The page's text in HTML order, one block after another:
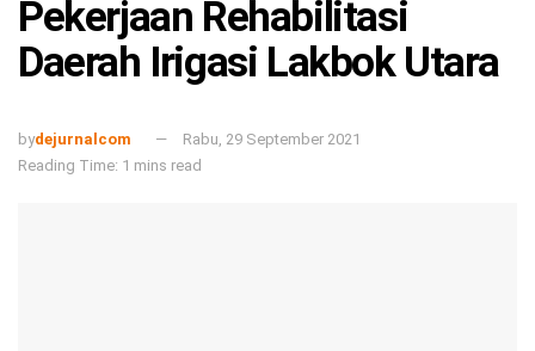
Pekerjaan Rehabilitasi
Daerah Irigasi Lakbok Utara
bydejurnalcom
Rabu, 29 September 2021
Reading Time: 1 mins read